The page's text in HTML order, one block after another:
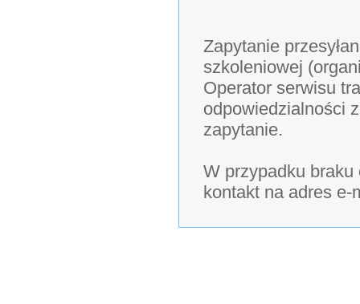
Zapytanie
szkoleniowej
Operator serwisu
odpowiedzialności
zapytanie.
W przypadku
kontakt na adres